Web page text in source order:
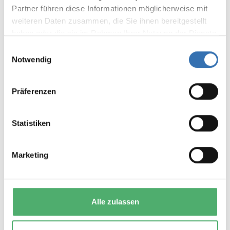
Partner führen diese Informationen möglicherweise mit
weiteren Daten zusammen, die Sie ihnen bereitgestellt
Notwendig
Präferenzen
Statistiken
Marketing
Alle zulassen
Bewertungen nur in der aktuellen Sprache anzeigen.
Keine Bewertungen gefunden. Teilen Sie Ihre